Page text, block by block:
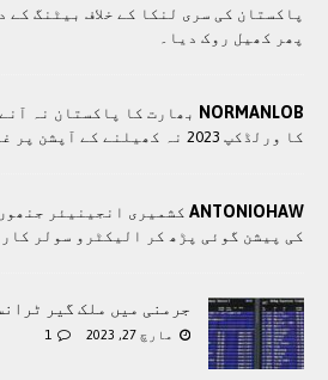
پاکستان کی سری لنکا کے خلاف بیٹنگ کے
پھر کھیل روک دیا۔
NORMANLOB بھارت کا پاکستان نہ
کا ورلڈکپ 2023 نہ کھیلنے کے آپشن پر غور
ANTONIOHAW کشمیری انجینیئر
کی پیشن گوئی پڑھ کر الیکٹرو سولر
جرمنی میں ملک گیر
مارچ 27, 2023 1